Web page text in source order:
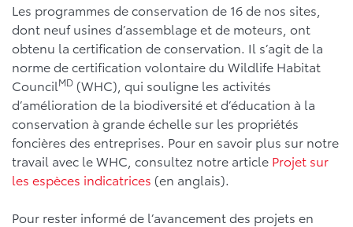
Les programmes de conservation de 16 de nos sites,
dont neuf usines d’assemblage et de moteurs, ont
obtenu la certification de conservation. Il s’agit de la
norme de certification volontaire du Wildlife Habitat
CouncilMD (WHC), qui souligne les activités
d’amélioration de la biodiversité et d’éducation à la
conservation à grande échelle sur les propriétés
foncières des entreprises. Pour en savoir plus sur notre
travail avec le WHC, consultez notre article Projet sur
les espèces indicatrices (en anglais).
Pour rester informé de l’avancement des projets en